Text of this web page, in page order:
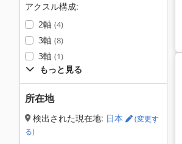
アクスル構成:
2軸 (4)
3軸 (8)
3軸 (1)
もっと見る
所在地
検出された現在地: 日本
(変更す
る)